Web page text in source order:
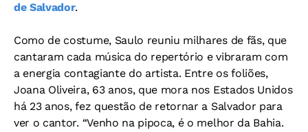
de Salvador.
Como de costume, Saulo reuniu milhares de fãs, que
cantaram cada música do repertório e vibraram com
a energia contagiante do artista. Entre os foliões,
Joana Oliveira, 63 anos, que mora nos Estados Unidos
há 23 anos, fez questão de retornar a Salvador para
ver o cantor. “Venho na pipoca, é o melhor da Bahia.